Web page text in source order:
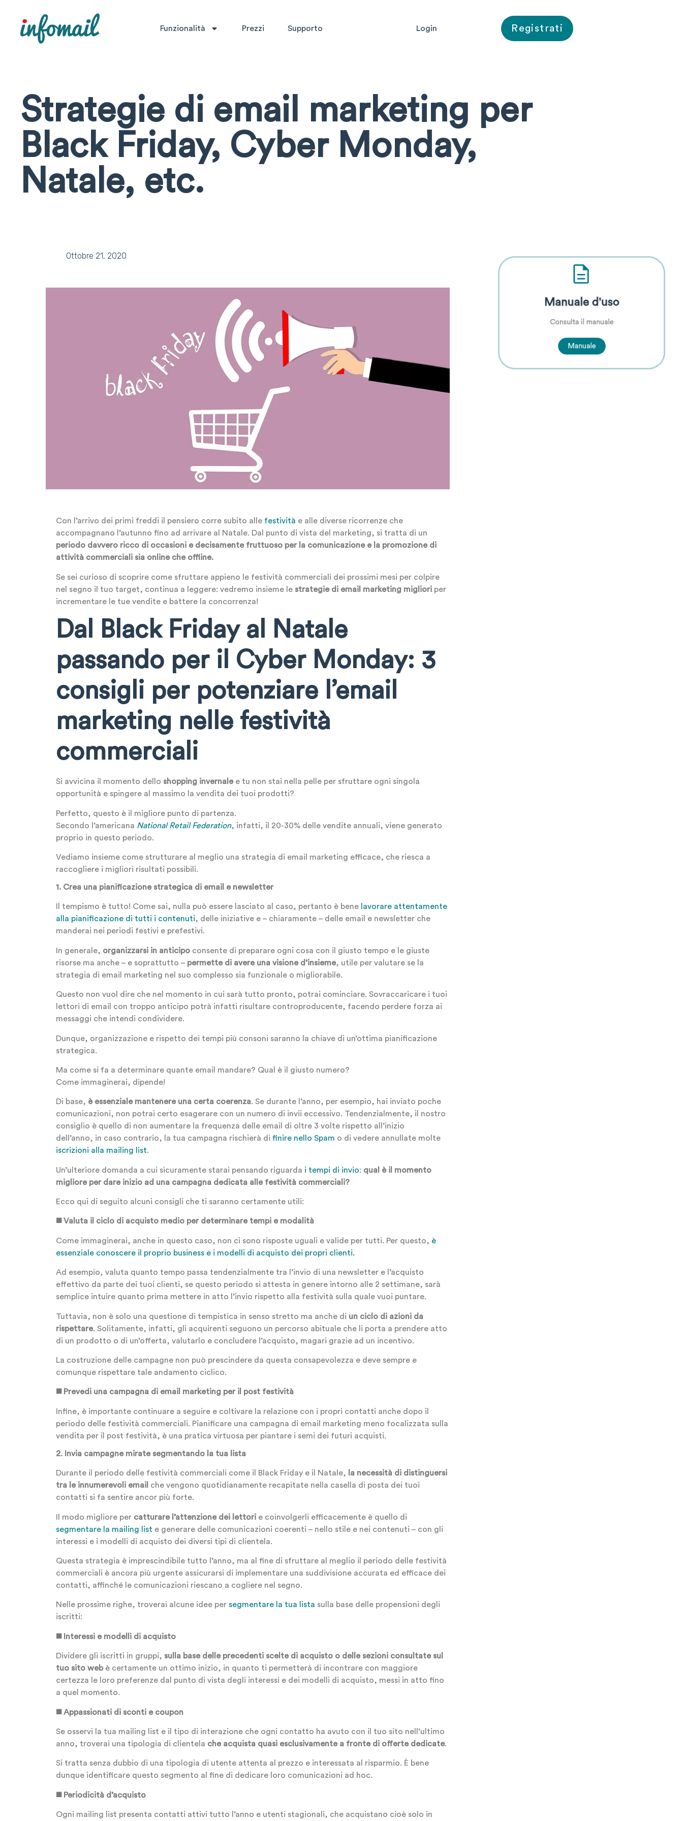
Funzionalità Prezzi Supporto Login Registrati
Strategie di email marketing per
Black Friday, Cyber Monday,
Natale, etc.
Ottobre 21, 2020
Con l’arrivo dei primi freddi il pensiero corre subito alle festività e alle diverse ricorrenze che
accompagnano l’autunno fino ad arrivare al Natale. Dal punto di vista del marketing, si tratta di un
periodo davvero ricco di occasioni e decisamente fruttuoso per la comunicazione e la promozione di
attività commerciali sia online che offline.
Se sei curioso di scoprire come sfruttare appieno le festività commerciali dei prossimi mesi per colpire
nel segno il tuo target, continua a leggere: vedremo insieme le strategie di email marketing migliori per
incrementare le tue vendite e battere la concorrenza!
Dal Black Friday al Natale
passando per il Cyber Monday: 3
consigli per potenziare l’email
marketing nelle festività
commerciali
Si avvicina il momento dello shopping invernale e tu non stai nella pelle per sfruttare ogni singola
opportunità e spingere al massimo la vendita dei tuoi prodotti?
Perfetto, questo è il migliore punto di partenza.
Secondo l’americana National Retail Federation, infatti, il 20-30% delle vendite annuali, viene generato
proprio in questo periodo.
Vediamo insieme come strutturare al meglio una strategia di email marketing efficace, che riesca a
raccogliere i migliori risultati possibili.
1. Crea una pianificazione strategica di email e newsletter
Il tempismo è tutto! Come sai, nulla può essere lasciato al caso, pertanto è bene lavorare attentamente
alla pianificazione di tutti i contenuti, delle iniziative e – chiaramente – delle email e newsletter che
manderai nei periodi festivi e prefestivi.
In generale, organizzarsi in anticipo consente di preparare ogni cosa con il giusto tempo e le giuste
risorse ma anche – e soprattutto – permette di avere una visione d’insieme, utile per valutare se la
strategia di email marketing nel suo complesso sia funzionale o migliorabile.
Questo non vuol dire che nel momento in cui sarà tutto pronto, potrai cominciare. Sovraccaricare i tuoi
lettori di email con troppo anticipo potrà infatti risultare controproducente, facendo perdere forza ai
messaggi che intendi condividere.
Dunque, organizzazione e rispetto dei tempi più consoni saranno la chiave di un’ottima pianificazione
strategica.
Ma come si fa a determinare quante email mandare? Qual è il giusto numero?
Come immaginerai, dipende!
Di base, è essenziale mantenere una certa coerenza. Se durante l’anno, per esempio, hai inviato poche
comunicazioni, non potrai certo esagerare con un numero di invii eccessivo. Tendenzialmente, il nostro
consiglio è quello di non aumentare la frequenza delle email di oltre 3 volte rispetto all’inizio
dell’anno, in caso contrario, la tua campagna rischierà di finire nello Spam o di vedere annullate molte
iscrizioni alla mailing list.
Un’ulteriore domanda a cui sicuramente starai pensando riguarda i tempi di invio: qual è il momento
migliore per dare inizio ad una campagna dedicata alle festività commerciali?
Ecco qui di seguito alcuni consigli che ti saranno certamente utili:
◼️ Valuta il ciclo di acquisto medio per determinare tempi e modalità
Come immaginerai, anche in questo caso, non ci sono risposte uguali e valide per tutti. Per questo, è
essenziale conoscere il proprio business e i modelli di acquisto dei propri clienti.
Ad esempio, valuta quanto tempo passa tendenzialmente tra l’invio di una newsletter e l’acquisto
effettivo da parte dei tuoi clienti, se questo periodo si attesta in genere intorno alle 2 settimane, sarà
semplice intuire quanto prima mettere in atto l’invio rispetto alla festività sulla quale vuoi puntare.
Tuttavia, non è solo una questione di tempistica in senso stretto ma anche di un ciclo di azioni da
rispettare. Solitamente, infatti, gli acquirenti seguono un percorso abituale che li porta a prendere atto
di un prodotto o di un’offerta, valutarlo e concludere l’acquisto, magari grazie ad un incentivo.
La costruzione delle campagne non può prescindere da questa consapevolezza e deve sempre e
comunque rispettare tale andamento ciclico.
◼️ Prevedi una campagna di email marketing per il post festività
Infine, è importante continuare a seguire e coltivare la relazione con i propri contatti anche dopo il
periodo delle festività commerciali. Pianificare una campagna di email marketing meno focalizzata sulla
vendita per il post festività, è una pratica virtuosa per piantare i semi dei futuri acquisti.
2. Invia campagne mirate segmentando la tua lista
Durante il periodo delle festività commerciali come il Black Friday e il Natale,
la necessità di distinguersi
tra le innumerevoli email che vengono quotidianamente recapitate nella casella di posta dei tuoi
contatti si fa sentire ancor più forte.
Il modo migliore per catturare l’attenzione dei lettori e coinvolgerli efficacemente è quello di
segmentare la mailing list e generare delle comunicazioni coerenti – nello stile e nei contenuti – con gli
interessi e i modelli di acquisto dei diversi tipi di clientela.
Questa strategia è imprescindibile tutto l’anno, ma al fine di sfruttare al meglio il periodo delle festività
commerciali è ancora più urgente assicurarsi di implementare una suddivisione accurata ed efficace dei
contatti, affinché le comunicazioni riescano a cogliere nel segno.
Nelle prossime righe, troverai alcune idee per segmentare la tua lista sulla base delle propensioni degli
iscritti:
◼️ Interessi e modelli di acquisto
Dividere gli iscritti in gruppi, sulla base delle precedenti scelte di acquisto o delle sezioni consultate sul
tuo sito web è certamente un ottimo inizio, in quanto ti permetterà di incontrare con maggiore
certezza le loro preferenze dal punto di vista degli interessi e dei modelli di acquisto, messi in atto fino
a quel momento.
◼️ Appassionati di sconti e coupon
Se osservi la tua mailing list e il tipo di interazione che ogni contatto ha avuto con il tuo sito nell’ultimo
anno, troverai una tipologia di clientela che acquista quasi esclusivamente a fronte di offerte dedicate.
Si tratta senza dubbio di una tipologia di utente attenta al prezzo e interessata al risparmio. È bene
dunque identificare questo segmento al fine di dedicare loro comunicazioni ad hoc.
◼️ Periodicità d’acquisto
Ogni mailing list presenta contatti attivi tutto l’anno e utenti stagionali, che acquistano cioè solo in